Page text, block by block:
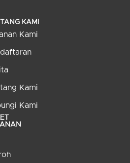
KAMI
Kami
Kami
Kami